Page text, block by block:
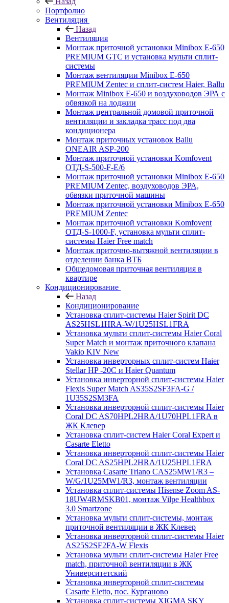
Портфолио
Вентиляция
Назад
Вентиляция
Монтаж приточной установки Minibox E-650
PREMIUM GTC и установка мульти сплит-
системы
Монтаж вентиляции Minibox E-650
PREMIUM Zentec и сплит-систем Haier, Ballu
Монтаж Minibox E-650 и воздуховодов ЭРА с
обвязкой на лоджии
Монтаж центральной домовой приточной
вентиляции и закладка трасс под два
кондиционера
Монтаж приточных установок Ballu
ONEAIR ASP-200
Монтаж приточной установки Komfovent
ОТД-S-500-F-E/6
Монтаж приточной установки Minibox E-650
PREMIUM Zentec, воздуховодов ЭРА,
обвязки приточной машины
Монтаж приточной установки Minibox E-650
PREMIUM Zentec
Монтаж приточной установки Komfovent
ОТД-S-1000-F, установка мульти сплит-
системы Haier Free match
Монтаж приточно-вытяжной вентиляции в
отделении банка ВТБ
Общедомовая приточная вентиляция в
квартире
Кондиционирование
Назад
Кондиционирование
Установка сплит-системы Haier Spirit DC
AS25HSL1HRA-W/1U25HSL1FRA
Установка мульти сплит-системы Haier Coral
Super Match и монтаж приточного клапана
Vakio KIV New
Установка инверторных сплит-систем Haier
Stellar HP -20С и Haier Quantum
Установка инверторной сплит-системы Haier
Flexis Super Match AS35S2SF3FA-G /
1U35S2SM3FA
Установка инверторной сплит-системы Haier
Coral DC AS70HPL2HRA/1U70HPL1FRA в
ЖК Клевер
Установка сплит-систем Haier Coral Expert и
Casarte Eletto
Установка инверторной сплит-системы Haier
Coral DC AS25HPL2HRA/1U25HPL1FRA
Установка Casarte Triano CAS25MW1/R3 –
W/G/1U25MW1/R3, монтаж вентиляции
Установка сплит-системы Hisense Zoom AS-
18UW4RMSKB01, монтаж Vilpe Healthbox
3.0 Smartzone
Установка мульти сплит-системы, монтаж
приточной вентиляции в ЖК Клевер
Установка инверторной сплит-системы Haier
AS25S2SF2FA-W Flexis
Установка мульти сплит-системы Haier Free
match, приточной вентиляции в ЖК
Университетский
Установка инверторной сплит-системы
Casarte Eletto, пос. Курганово
Установка сплит-системы XIGMA SKY